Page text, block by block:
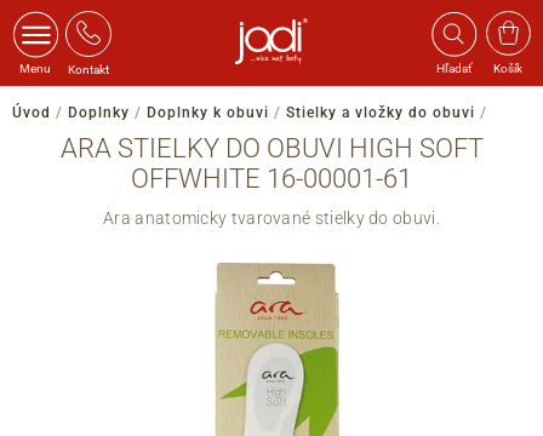
Menu Kontakt Hľadať Košík
Úvod / Doplnky / Doplnky k obuvi / Stielky a vložky do obuvi /
ARA STIELKY DO OBUVI HIGH SOFT
OFFWHITE 16-00001-61
Ara anatomicky tvarované stielky do obuvi.